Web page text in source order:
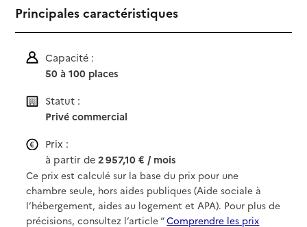
Principales caractéristiques
Capacité :
50 à 100 places
Statut :
Privé commercial
Prix :
à partir de2 957,10 € / mois
Ce prix est calculé sur la base du prix pour une
chambre seule, hors aides publiques (Aide sociale à
l’hébergement, aides au logement et APA). Pour plus de
précisions, consultez l’article “Comprendre les prix